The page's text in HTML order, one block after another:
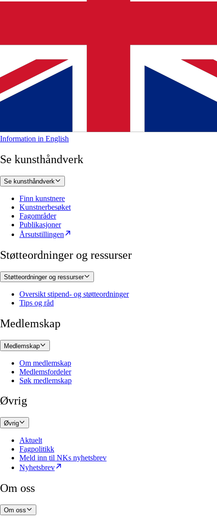
Information in English
Se kunsthåndverk
Se kunsthåndverk
Finn kunstnere
Kunstnerbesøket
Fagområder
Publikasjoner
Årsutstillingen
Støtteordninger og ressurser
Støtteordninger og ressurser
Oversikt stipend- og støtteordninger
Tips og råd
Medlemskap
Medlemskap
Om medlemskap
Medlemsfordeler
Søk medlemskap
Øvrig
Øvrig
Aktuelt
Fagpolitikk
Meld inn til NKs nyhetsbrev
Nyhetsbrev
Om oss
Om oss